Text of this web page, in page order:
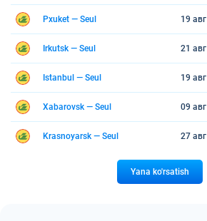
Pxuket — Seul 19 авг
Irkutsk — Seul 21 авг
Istanbul — Seul 19 авг
Xabarovsk — Seul 09 авг
Krasnoyarsk — Seul 27 авг
Yana ko'rsatish